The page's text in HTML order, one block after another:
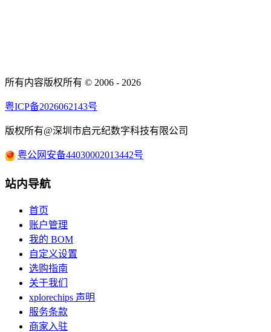
所有内容版权所有 © 2006 - 2026
粤ICP备2026062143号
版权所有@深圳市启元纪数字科技有限公司
粤公网安备44030002013442号
站内导航
首页
账户管理
我的 BOM
自定义设置
选购指南
关于我们
xplorechips 声明
服务条款
商家入驻